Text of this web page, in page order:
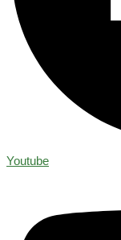
Youtube